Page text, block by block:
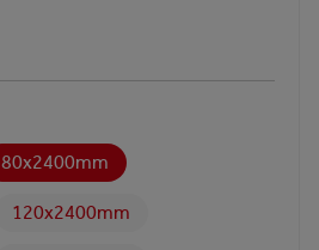
80x2400mm
120x2400mm